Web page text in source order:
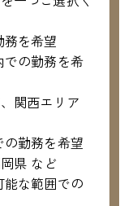
を希望
の勤務を希
関西エリア
勤務を希望
県 など
な範囲での